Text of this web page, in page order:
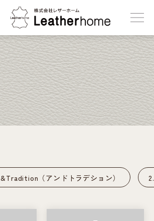
株式会社レザーホーム
&Tradition（アンドトラデション）